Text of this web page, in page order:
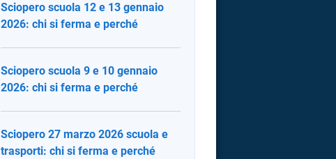
Sciopero scuola 12 e 13 gennaio
2026: chi si ferma e perché
Sciopero scuola 9 e 10 gennaio
2026: chi si ferma e perché
Sciopero 27 marzo 2026 scuola e
trasporti: chi si ferma e perché